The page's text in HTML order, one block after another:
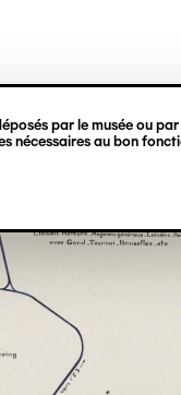
par le musée ou
nécessaires au bon